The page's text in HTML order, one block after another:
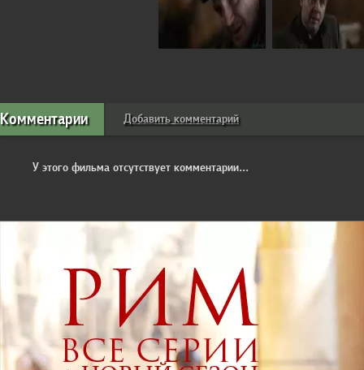
Комментарии Добавить комментарий
У этого фильма отсутствует комментарии...